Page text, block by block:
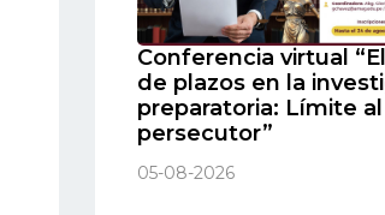
Conferencia virtual
de plazos en la
preparatoria: Límite
persecutor”
05-08-2026